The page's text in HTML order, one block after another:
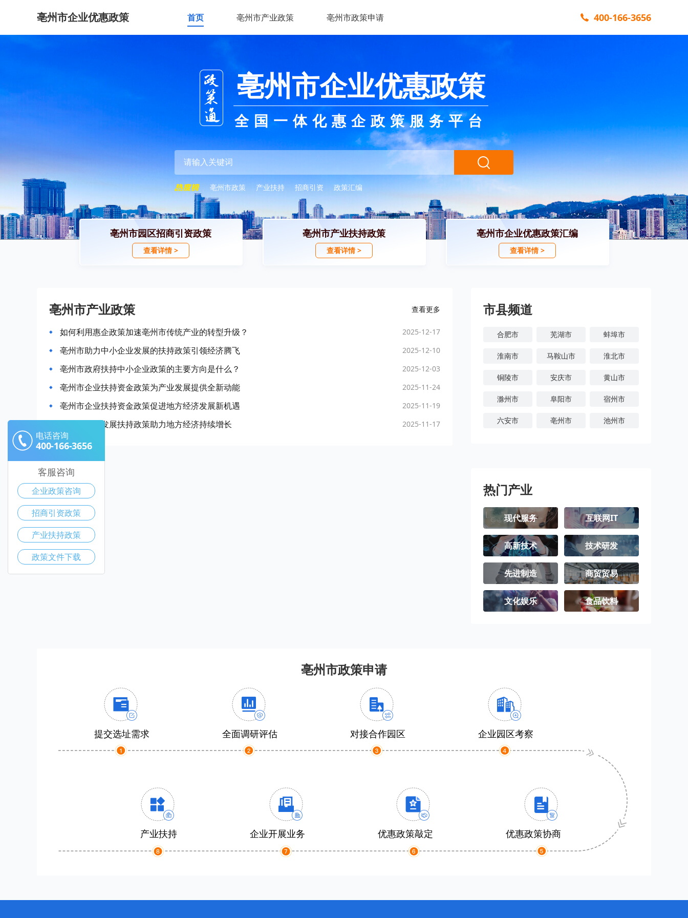
亳州市企业优惠政策 首页 亳州市产业政策 亳州市政策申请 400-166-3656
亳州市企业优惠政策
全国一体化惠企政策服务平台
亳州市政策 产业扶持 招商引资 政策汇编
亳州市园区招商引资政策
查看详情 >
亳州市产业扶持政策
查看详情 >
亳州市企业优惠政策汇编
查看详情 >
亳州市产业政策 查看更多
如何利用惠企政策加速亳州市传统产业的转型升级？ 2025-12-17
亳州市助力中小企业发展的扶持政策引领经济腾飞 2025-12-10
亳州市政府扶持中小企业政策的主要方向是什么？ 2025-12-03
亳州市企业扶持资金政策为产业发展提供全新动能 2025-11-24
亳州市企业扶持资金政策促进地方经济发展新机遇 2025-11-19
亳州市产业发展扶持政策助力地方经济持续增长 2025-11-17
市县频道
合肥市 芜湖市 蚌埠市
淮南市 马鞍山市 淮北市
铜陵市 安庆市 黄山市
滁州市 阜阳市 宿州市
六安市 亳州市 池州市
热门产业
现代服务 互联网IT
高新技术 技术研发
先进制造 商贸贸易
文化娱乐 食品饮料
亳州市政策申请
提交选址需求 全面调研评估 对接合作园区 企业园区考察
产业扶持 企业开展业务 优惠政策敲定 优惠政策协商
电话咨询
400-166-3656
客服咨询
企业政策咨询
招商引资政策
产业扶持政策
政策文件下载